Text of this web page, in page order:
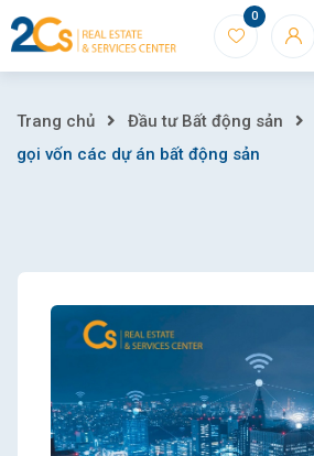
Skip
to
0
Công
trong
vốn
các
Trang chủ Đầu tư Bất động sản
gọi vốn các dự án bất động sản